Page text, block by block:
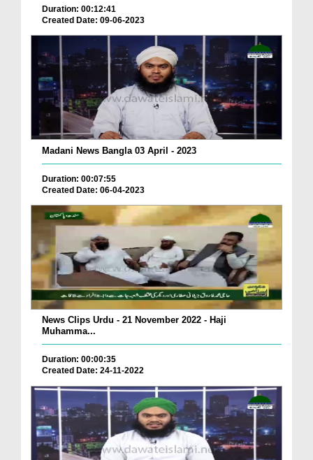
Duration: 00:12:41
Created Date: 09-06-2023
Madani News Bangla 03 April - 2023
Duration: 00:07:55
Created Date: 06-04-2023
News Clips Urdu - 21 November 2022 - Haji
Muhamma...
Duration: 00:00:35
Created Date: 24-11-2022